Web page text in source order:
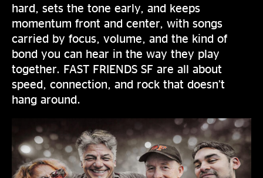
hard, sets the tone early, and keeps
momentum front and center, with songs
carried by focus, volume, and the kind of
bond you can hear in the way they play
together. FAST FRIENDS SF are all about
speed, connection, and rock that doesn’t
hang around.